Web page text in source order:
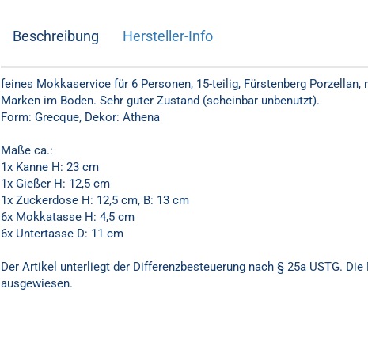
Beschreibung Hersteller-Info
feines Mokkaservice für 6 Personen, 15-teilig, Fürstenberg Porzellan,
Marken im Boden. Sehr guter Zustand (scheinbar unbenutzt).
Form: Grecque, Dekor: Athena
Maße ca.:
1x Kanne H: 23 cm
1x Gießer H: 12,5 cm
1x Zuckerdose H: 12,5 cm, B: 13 cm
6x Mokkatasse H: 4,5 cm
6x Untertasse D: 11 cm
Der Artikel unterliegt der Differenzbesteuerung nach § 25a USTG.
ausgewiesen.